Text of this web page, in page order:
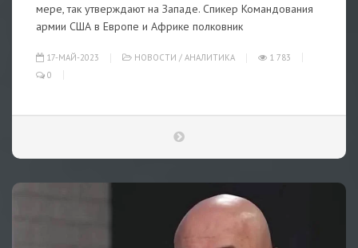
мере, так утверждают на Западе. Спикер Командования
армии США в Европе и Африке полковник
17-МАЙ-2023 НОВОСТИ / АНАЛИТИКА
1 783
0